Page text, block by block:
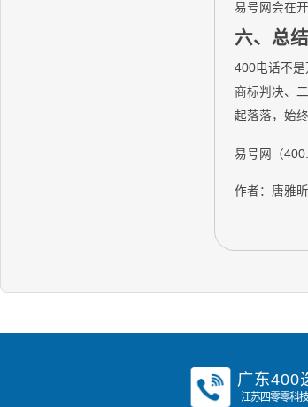
易号网会在
六、总
400电话不
商标判决、
起落落，始
易号网（
作者：唐雅昕
广东400
江苏四零零科